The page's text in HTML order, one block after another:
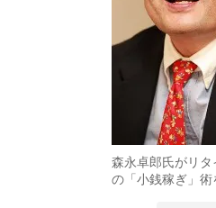
森永卓郎氏がリタ
の「小銭稼ぎ」術